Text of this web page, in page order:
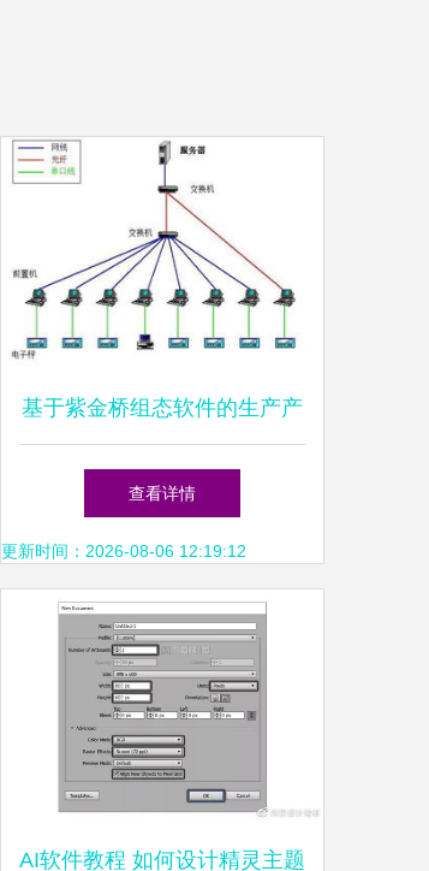
基于紫金桥组态软件的生产产
品管理系统设计与实现
查看详情
更新时间：2026-08-06 12:19:12
AI软件教程 如何设计精灵主题